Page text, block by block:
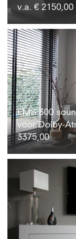
v.a. € 2150,00
EMS 300
voor Dolby-
3375,00